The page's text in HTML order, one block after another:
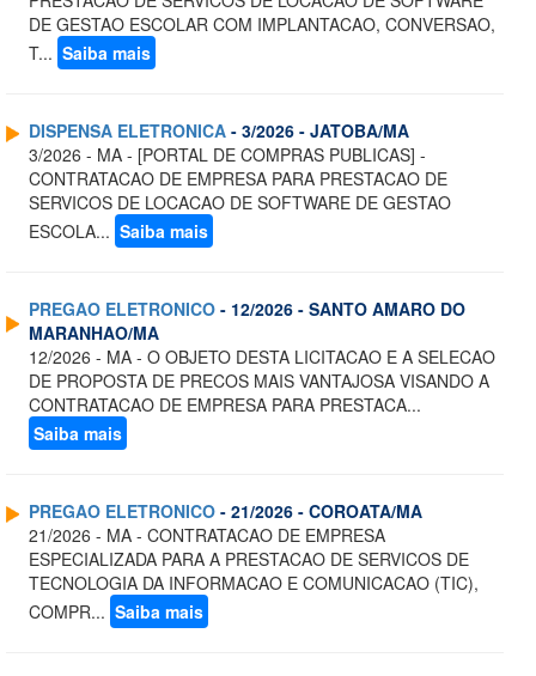
DE GESTAO ESCOLAR COM IMPLANTACAO, CONVERSAO,
T... Saiba mais
DISPENSA ELETRONICA - 3/2026 - JATOBA/MA
3/2026 - MA - [PORTAL DE COMPRAS PUBLICAS] -
CONTRATACAO DE EMPRESA PARA PRESTACAO DE
SERVICOS DE LOCACAO DE SOFTWARE DE GESTAO
ESCOLA... Saiba mais
PREGAO ELETRONICO - 12/2026 - SANTO AMARO DO
MARANHAO/MA
12/2026 - MA - O OBJETO DESTA LICITACAO E A SELECAO
DE PROPOSTA DE PRECOS MAIS VANTAJOSA VISANDO A
CONTRATACAO DE EMPRESA PARA PRESTACA...
Saiba mais
PREGAO ELETRONICO - 21/2026 - COROATA/MA
21/2026 - MA - CONTRATACAO DE EMPRESA
ESPECIALIZADA PARA A PRESTACAO DE SERVICOS DE
TECNOLOGIA DA INFORMACAO E COMUNICACAO (TIC),
COMPR... Saiba mais